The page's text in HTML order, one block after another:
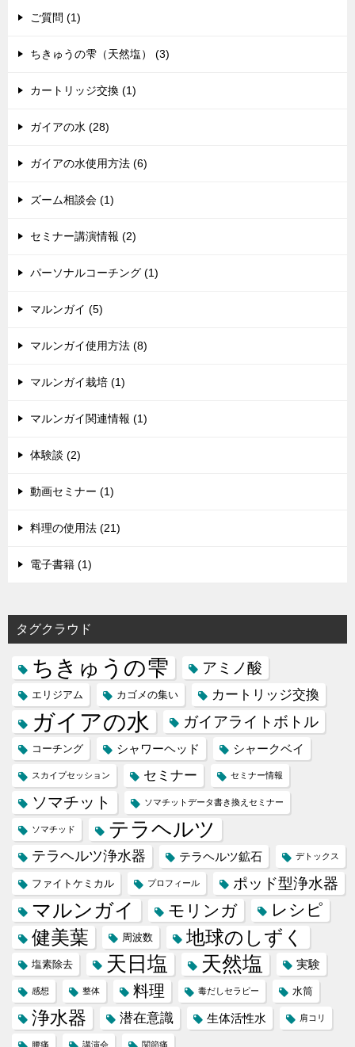
ご質問 (1)
ちきゅうの雫（天然塩） (3)
カートリッジ交換 (1)
ガイアの水 (28)
ガイアの水使用方法 (6)
ズーム相談会 (1)
セミナー講演情報 (2)
パーソナルコーチング (1)
マルンガイ (5)
マルンガイ使用方法 (8)
マルンガイ栽培 (1)
マルンガイ関連情報 (1)
体験談 (2)
動画セミナー (1)
料理の使用法 (21)
電子書籍 (1)
タグクラウド
ちきゅうの雫 アミノ酸
エリジアム カゴメの集い カートリッジ交換
ガイアの水 ガイアライトボトル
コーチング シャワーヘッド シャークベイ
スカイプセッション セミナー セミナー情報
ソマチット ソマチットデータ書き換えセミナー
ソマチッド テラヘルツ
テラヘルツ浄水器 テラヘルツ鉱石 デトックス
ファイトケミカル プロフィール ポッド型浄水器
マルンガイ モリンガ レシピ
健美葉 周波数 地球のしずく
塩素除去 天日塩 天然塩 実験
感想 整体 料理 毒だしセラピー 水筒
浄水器 潜在意識 生体活性水 肩コリ
腰痛 講演会 関節痛